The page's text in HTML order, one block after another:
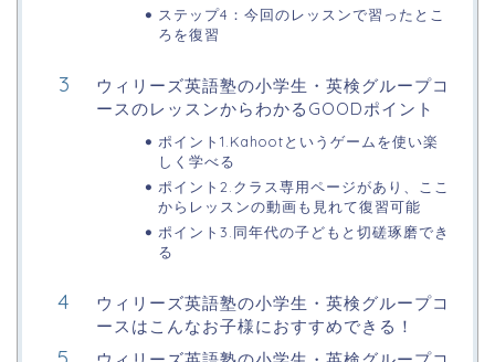
ステップ4：今回のレッスンで習ったとこ
ろを復習
ウィリーズ英語塾の小学生・英検グループコ
ースのレッスンからわかるGOODポイント
ポイント1.Kahootというゲームを使い楽
しく学べる
ポイント2.クラス専用ページがあり、ここ
からレッスンの動画も見れて復習可能
ポイント3.同年代の子どもと切磋琢磨でき
る
ウィリーズ英語塾の小学生・英検グループコ
ースはこんなお子様におすすめできる！